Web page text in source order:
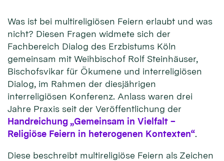
Was ist bei multireligiösen Feiern erlaubt und was
nicht? Diesen Fragen widmete sich der
Fachbereich Dialog des Erzbistums Köln
gemeinsam mit Weihbischof Rolf Steinhäuser,
Bischofsvikar für Ökumene und interreligiösen
Dialog, im Rahmen der diesjährigen
interreligiösen Konferenz. Anlass waren drei
Jahre Praxis seit der Veröffentlichung der
Handreichung „Gemeinsam in Vielfalt –
Religiöse Feiern in heterogenen Kontexten“.
Diese beschreibt multireligiöse Feiern als Zeichen